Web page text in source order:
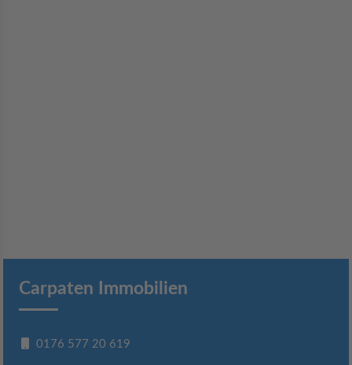
Carpaten Immobilien
0176 577 20 619